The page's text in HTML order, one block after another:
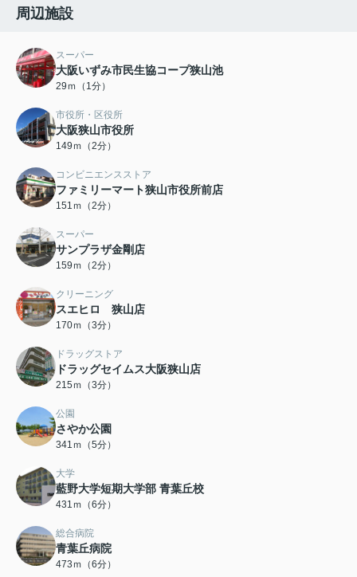
周辺施設
スーパー
大阪いずみ市民生協コープ狭山池
29ｍ（1分）
市役所・区役所
大阪狭山市役所
149ｍ（2分）
コンビニエンスストア
ファミリーマート狭山市役所前店
151ｍ（2分）
スーパー
サンプラザ金剛店
159ｍ（2分）
クリーニング
スエヒロ 狭山店
170ｍ（3分）
ドラッグストア
ドラッグセイムス大阪狭山店
215ｍ（3分）
公園
さやか公園
341ｍ（5分）
大学
藍野大学短期大学部 青葉丘校
431ｍ（6分）
総合病院
青葉丘病院
473ｍ（6分）